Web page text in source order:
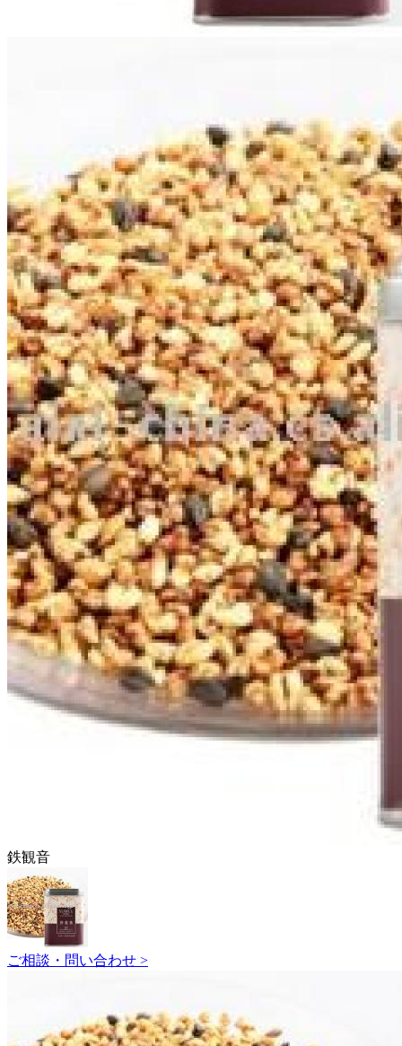
鉄観音
ご相談・問い合わせ >